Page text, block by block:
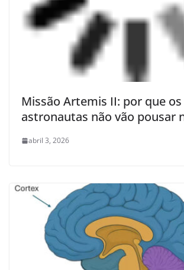
Missão Artemis II: por que os
astronautas não vão pousar
abril 3, 2026